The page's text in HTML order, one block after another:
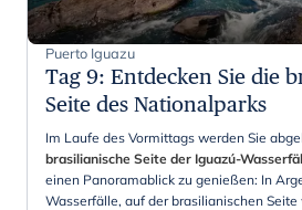
Puerto Iguazu
Tag 9: Entdecken Sie die
Seite des Nationalparks
Im Laufe des Vormittags werden Sie
brasilianische Seite der Iguazú-
einen Panoramablick zu genießen: In
Wasserfälle, auf der brasilianischen